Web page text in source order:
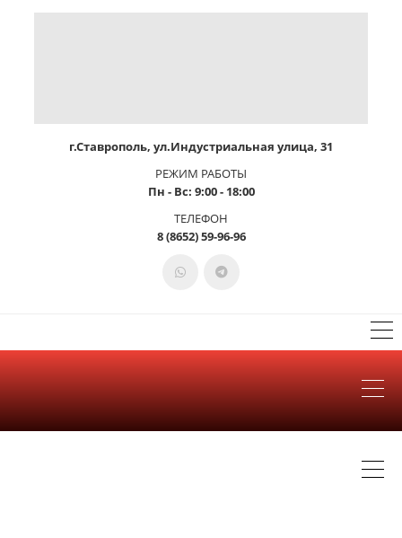
г.Ставрополь, ул.Индустриальная улица, 31
РЕЖИМ РАБОТЫ
Пн - Вс: 9:00 - 18:00
ТЕЛЕФОН
8 (8652) 59-96-96